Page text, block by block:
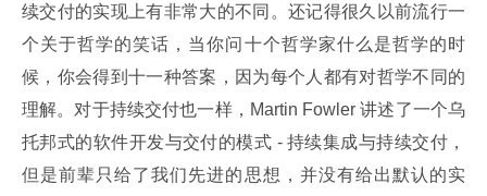
续交付的实现上有非常大的不同。还记得很久以前流行一
个关于哲学的笑话，当你问十个哲学家什么是哲学的时
候，你会得到十一种答案，因为每个人都有对哲学不同的
理解。对于持续交付也一样，Martin Fowler 讲述了一个乌
托邦式的软件开发与交付的模式 - 持续集成与持续交付，
但是前辈只给了我们先进的思想，并没有给出默认的实